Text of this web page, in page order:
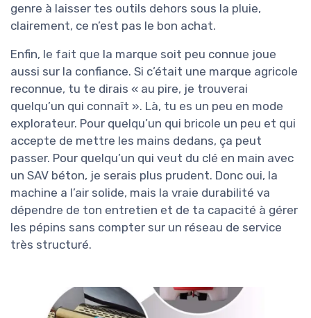
genre à laisser tes outils dehors sous la pluie,
clairement, ce n’est pas le bon achat.
Enfin, le fait que la marque soit peu connue joue
aussi sur la confiance. Si c’était une marque agricole
reconnue, tu te dirais « au pire, je trouverai
quelqu’un qui connaît ». Là, tu es un peu en mode
explorateur. Pour quelqu’un qui bricole un peu et qui
accepte de mettre les mains dedans, ça peut
passer. Pour quelqu’un qui veut du clé en main avec
un SAV béton, je serais plus prudent. Donc oui, la
machine a l’air solide, mais la vraie durabilité va
dépendre de ton entretien et de ta capacité à gérer
les pépins sans compter sur un réseau de service
très structuré.